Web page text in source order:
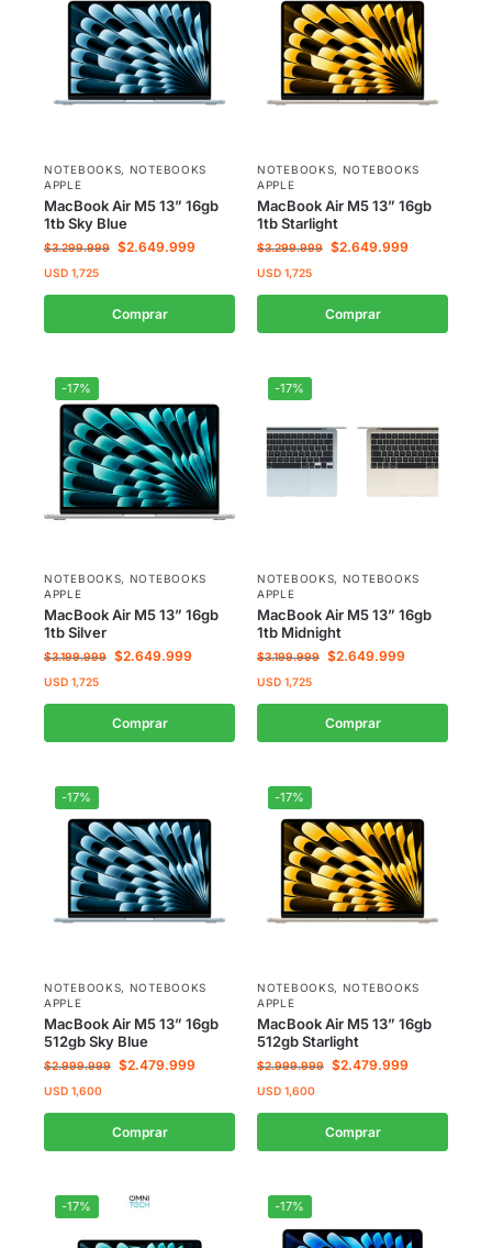
NOTEBOOKS, NOTEBOOKS
APPLE
MacBook Air M5 13” 16gb
1tb Sky Blue
$3.299.999 $2.649.999
USD 1,725
Comprar
NOTEBOOKS, NOTEBOOKS
APPLE
MacBook Air M5 13” 16gb
1tb Starlight
$3.299.999 $2.649.999
USD 1,725
Comprar
-17%
NOTEBOOKS, NOTEBOOKS
APPLE
MacBook Air M5 13” 16gb
1tb Silver
$3.199.999 $2.649.999
USD 1,725
Comprar
-17%
NOTEBOOKS, NOTEBOOKS
APPLE
MacBook Air M5 13” 16gb
1tb Midnight
$3.199.999 $2.649.999
USD 1,725
Comprar
-17%
NOTEBOOKS, NOTEBOOKS
APPLE
MacBook Air M5 13” 16gb
512gb Sky Blue
$2.999.999 $2.479.999
USD 1,600
Comprar
-17%
NOTEBOOKS, NOTEBOOKS
APPLE
MacBook Air M5 13” 16gb
512gb Starlight
$2.999.999 $2.479.999
USD 1,600
Comprar
-17% -17%